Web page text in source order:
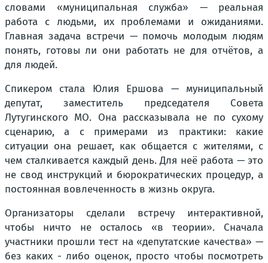
словами «муниципальная служба» — реальная
работа с людьми, их проблемами и ожиданиями.
Главная задача встречи — помочь молодым людям
понять, готовы ли они работать не для отчётов, а
для людей.
Спикером стала Юлия Ершова — муниципальный
депутат, заместитель председателя Совета
Лутугинского МО. Она рассказывала не по сухому
сценарию, а с примерами из практики: какие
ситуации она решает, как общается с жителями, с
чем сталкивается каждый день. Для неё работа — это
не свод инструкций и бюрократических процедур, а
постоянная вовлеченность в жизнь округа.
Организаторы сделали встречу интерактивной,
чтобы ничто не осталось «в теории». Сначала
участники прошли тест на «депутатские качества» —
без каких - либо оценок, просто чтобы посмотреть